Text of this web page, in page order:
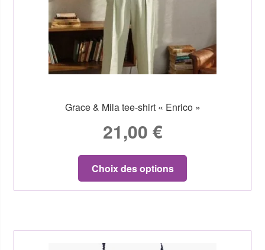
Grace & Mila tee-shirt « Enrico »
21,00 €
Choix des options